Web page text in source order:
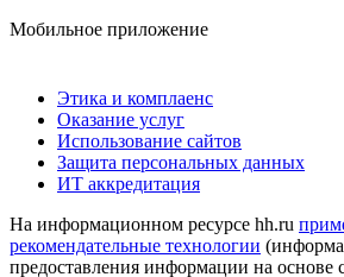
Мобильное приложение
Этика и комплаенс
Оказание услуг
Использование сайтов
Защита персональных данных
ИТ аккредитация
На информационном ресурсе hh.ru
рекомендательные технологии
предоставления информации на основе